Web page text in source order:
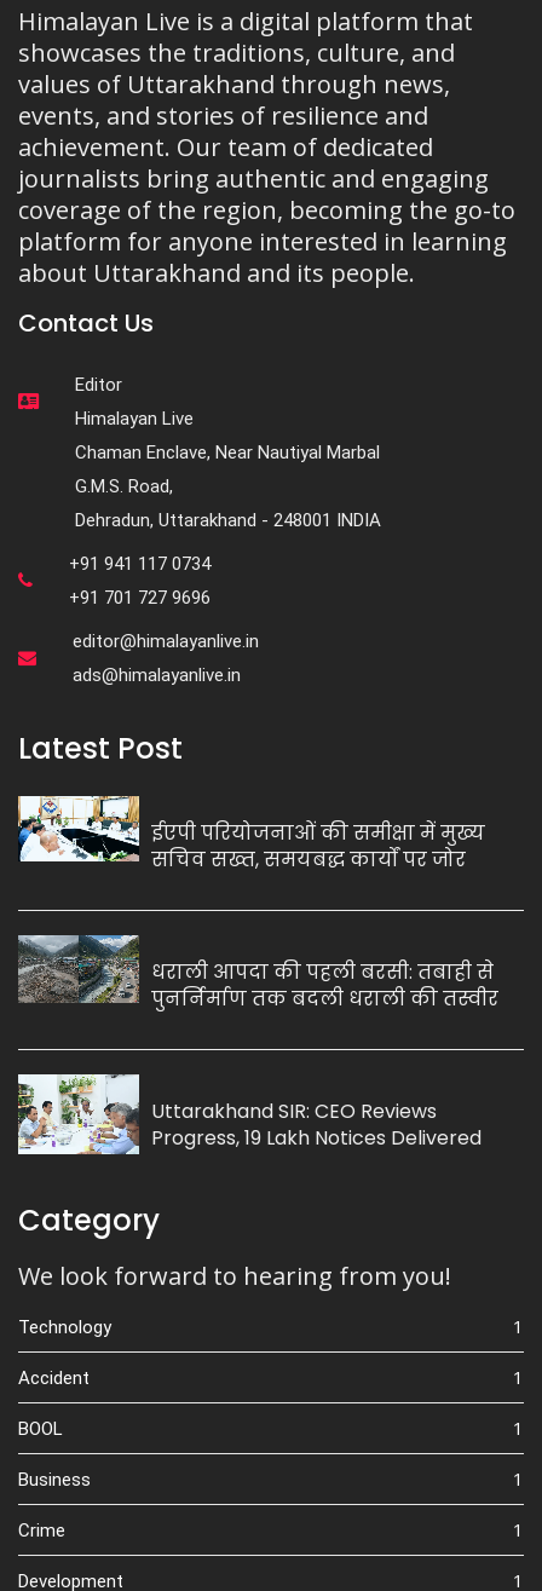
Himalayan Live is a digital platform that
showcases the traditions, culture, and
values of Uttarakhand through news,
events, and stories of resilience and
achievement. Our team of dedicated
journalists bring authentic and engaging
coverage of the region, becoming the go-to
platform for anyone interested in learning
about Uttarakhand and its people.
Contact Us
Editor
Himalayan Live
Chaman Enclave, Near Nautiyal Marbal
G.M.S. Road,
Dehradun, Uttarakhand - 248001 INDIA
+91 941 117 0734
+91 701 727 9696
editor@himalayanlive.in
ads@himalayanlive.in
Latest Post
ईएपी परियोजनाओं की समीक्षा में मुख्य
सचिव सख्त, समयबद्ध कार्यों पर जोर
धराली आपदा की पहली बरसी: तबाही से
पुनर्निर्माण तक बदली धराली की तस्वीर
Uttarakhand SIR: CEO Reviews
Progress, 19 Lakh Notices Delivered
Category
We look forward to hearing from you!
Technology 1
Accident 1
BOOL 1
Business 1
Crime 1
Development 1